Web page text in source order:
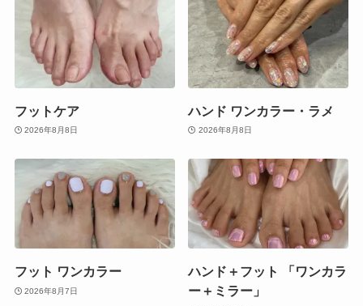
フットケア
2026年8月8日
ハンド ワンカラー・ラメ
2026年8月8日
フット ワンカラー
2026年8月7日
ハンド＋フット 「ワンカラ
ー＋ミラー」